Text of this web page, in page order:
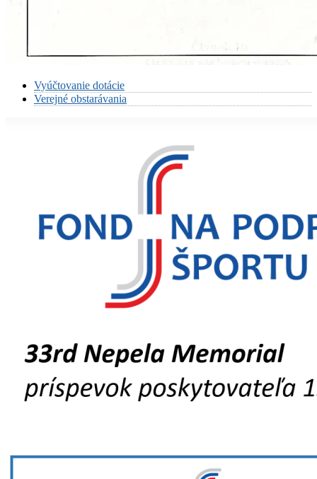
Vyúčtovanie dotácie
Verejné obstarávania